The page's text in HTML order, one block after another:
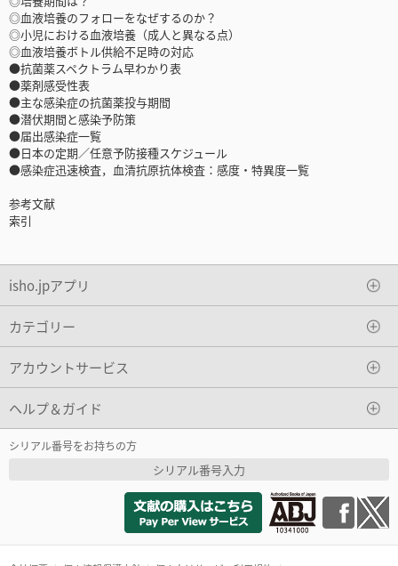
◎血液培養のフォローをなぜするのか？
◎小児における血液培養（成人と異なる点）
◎血液培養ボトル供給不足時の対応
●抗菌薬スペクトラム早わかり表
●薬剤感受性表
●主な感染症の抗菌薬投与期間
●潜伏期間と感染予防策
●届出感染症一覧
●日本の定期／任意予防接種スケジュール
●感染症迅速検査，血清抗原抗体検査：感度・特異度一覧
参考文献
索引
isho.jpアプリ
カテゴリー
アカウントサービス
ヘルプ＆ガイド
シリアル番号をお持ちの方
シリアル番号入力